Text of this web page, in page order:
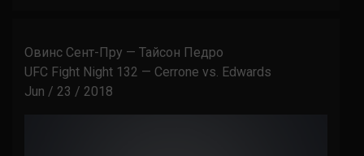
Овинс Сент-Пру — Тайсон Педро
UFC Fight Night 132 — Cerrone vs. Edwards
Jun / 23 / 2018